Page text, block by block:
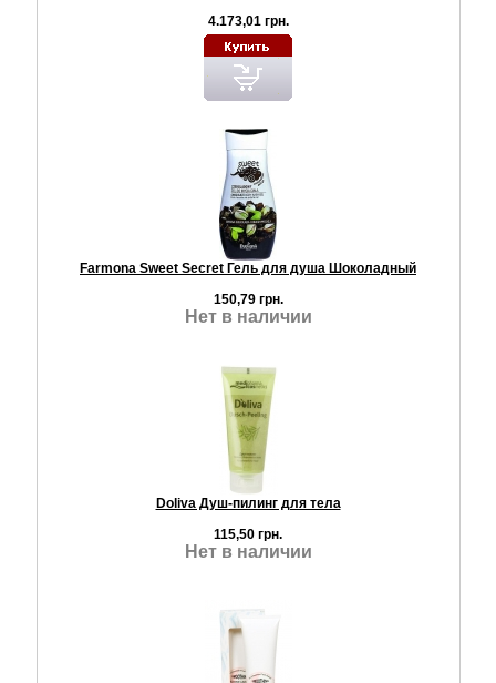
4.173,01 грн.
Farmona Sweet Secret Гель для душа Шоколадный
150,79 грн.
Нет в наличии
Doliva Душ-пилинг для тела
115,50 грн.
Нет в наличии